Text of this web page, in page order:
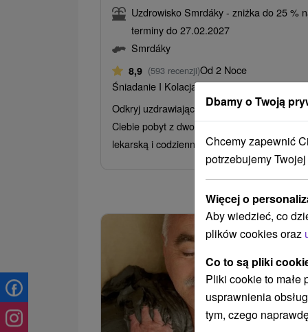
Uzdrowisko Smrdáky - zniżka do 25 %
terminy do 27.02.2027
Smrdáky
8,9 (593 recenzji)Od 2 Noce
Śniadanie I Kolacja
Odkryj uzdrawiającą moc Smrdak. Czeka na
Ciebie pobyt z dwoma posiłkami, konsultacją
lekarską i codziennymi zabiegami – od
Dbamy o Twoją
Chcemy zapewnić
potrzebujemy
Więcej o
Aby wiedzieć, co
plików cookies oraz
Co to są pliki
Pliki cookie to małe
usprawnienia
tym, czego